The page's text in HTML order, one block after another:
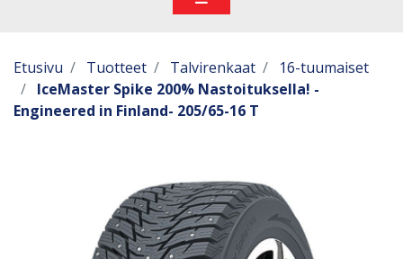
Etusivu Tuotteet Talvirenkaat
16-tuumaiset
IceMaster Spike 200% Nastoituksella! -
Engineered in Finland- 205/65-16 T